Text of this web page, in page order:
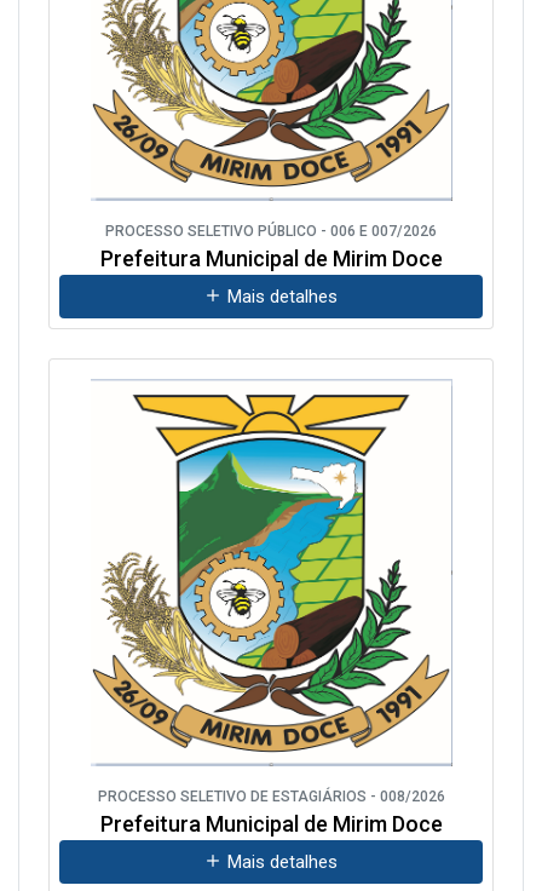
PROCESSO SELETIVO PÚBLICO - 006 E 007/2026
Prefeitura Municipal de Mirim Doce
Mais detalhes
PROCESSO SELETIVO DE ESTAGIÁRIOS - 008/2026
Prefeitura Municipal de Mirim Doce
Mais detalhes